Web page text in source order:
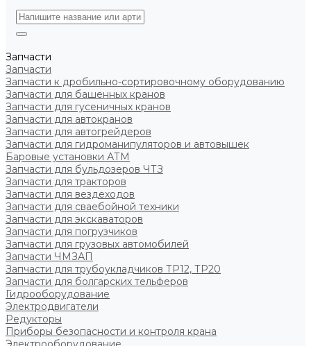
Запчасти
Запчасти
Запчасти к дробильно-сортировочному оборудованию
Запчасти для башенных кранов
Запчасти для гусеничных кранов
Запчасти для автокранов
Запчасти для автогрейдеров
Запчасти для гидроманипуляторов и автовышек
Баровые установки АТМ
Запчасти для бульдозеров ЧТЗ
Запчасти для тракторов
Запчасти для вездеходов
Запчасти для сваебойной техники
Запчасти для экскаваторов
Запчасти для погрузчиков
Запчасти для грузовых автомобилей
Запчасти ЧМЗАП
Запчасти для трубоукладчиков ТР12, ТР20
Запчасти для болгарских тельферов
Гидрооборудование
Электродвигатели
Редукторы
Приборы безопасности и контроля крана